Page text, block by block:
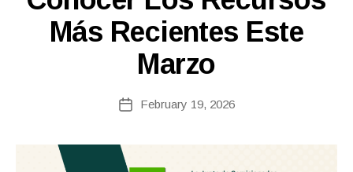
Más Recientes Este
Marzo
author
y
c
o
ri
r
PostFebruary 19, 2026